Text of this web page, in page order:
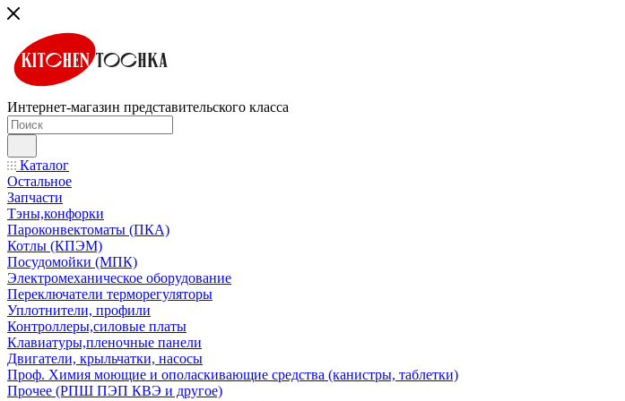
Интернет-магазин представительского класса
Каталог
Остальное
Запчасти
Тэны,конфорки
Пароконвектоматы (ПКА)
Котлы (КПЭМ)
Посудомойки (МПК)
Электромеханическое оборудование
Переключатели терморегуляторы
Уплотнители, профили
Контроллеры,силовые платы
Клавиатуры,пленочные панели
Двигатели, крыльчатки, насосы
Проф. Химия моющие и ополаскивающие средства (канистры, таблетки)
Прочее (РПШ ПЭП КВЭ и другое)